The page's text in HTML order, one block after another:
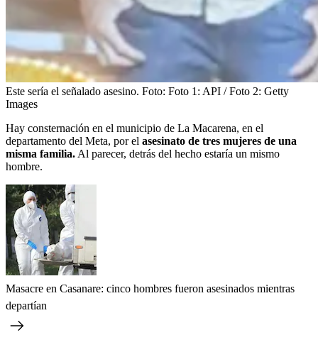
Este sería el señalado asesino. Foto: Foto 1: API / Foto 2: Getty
Images
Hay consternación en el municipio de La Macarena, en el
departamento del Meta, por el asesinato de tres mujeres de una
misma familia. Al parecer, detrás del hecho estaría un mismo
hombre.
Masacre en Casanare: cinco hombres fueron asesinados mientras
departían